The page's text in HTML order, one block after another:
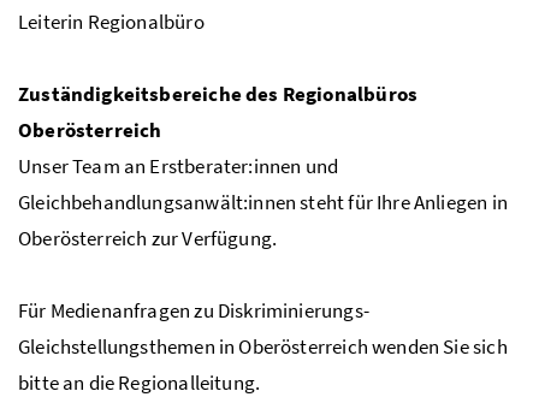
Leiterin Regionalbüro
Zuständigkeitsbereiche des Regionalbüros
Oberösterreich
Unser Team an Erstberater:innen und
Gleichbehandlungsanwält:innen steht für Ihre Anliegen in
Oberösterreich zur Verfügung.
Für Medienanfragen zu Diskriminierungs-
Gleichstellungsthemen in Oberösterreich wenden Sie sich
bitte an die Regionalleitung.